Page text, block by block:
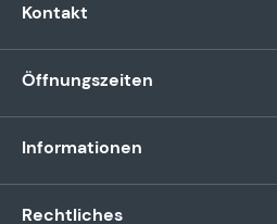
Kontakt
Öffnungszeiten
Informationen
Rechtliches